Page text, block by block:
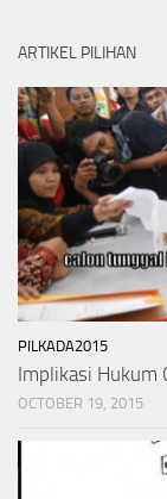
ARTIKEL PILIHAN
PILKADA2015
Implikasi Hukum
OCTOBER 19, 2015